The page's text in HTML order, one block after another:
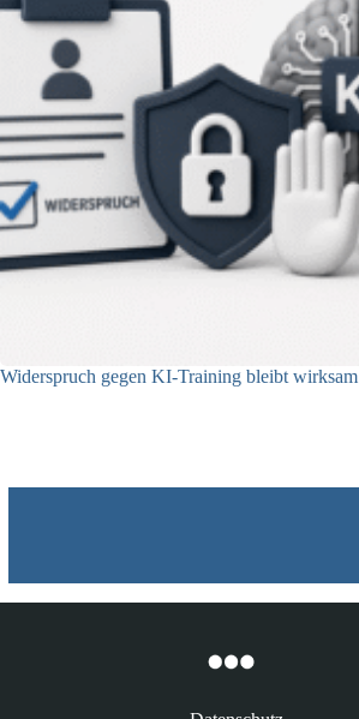
Widerspruch gegen KI-Training bleibt wirksam